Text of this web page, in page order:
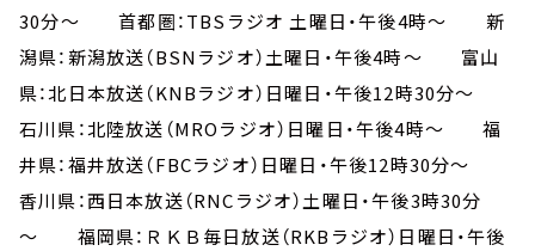
30分～ 首都圏：TBSラジオ 土曜日・午後4時～ 新
潟県：新潟放送（BSNラジオ）土曜日・午後4時～ 富山
県：北日本放送（KNBラジオ）日曜日・午後12時30分～
石川県：北陸放送（MROラジオ）日曜日・午後4時～ 福
井県：福井放送（FBCラジオ）日曜日・午後12時30分～
香川県：西日本放送（RNCラジオ）土曜日・午後3時30分
～ 福岡県：ＲＫＢ毎日放送（RKBラジオ）日曜日・午後